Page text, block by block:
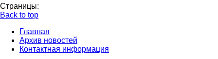
Страницы:
Back to top
Главная
Архив новостей
Контактная информация